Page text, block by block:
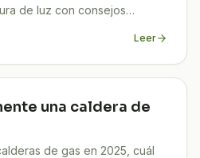
de luz con consejos
Leer
una caldera de
de gas en 2025, cuál